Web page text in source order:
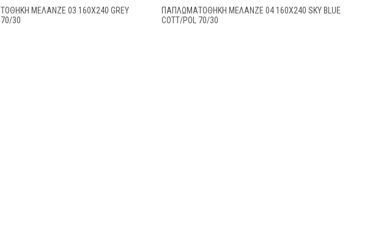
ΜΕΛΑΝΖΈ 03 160Χ240 GREY
70/30
ΠΑΠΛΩΜΑΤΟΘΗΚΗ ΜΕΛΑΝΖΈ 04 160Χ240 SKY BLUE
COTT/POL 70/30